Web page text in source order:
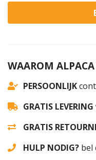
WAAROM
PERSOONLIJK
GRATIS LEVERING
GRATIS
HULP NODIG? bel